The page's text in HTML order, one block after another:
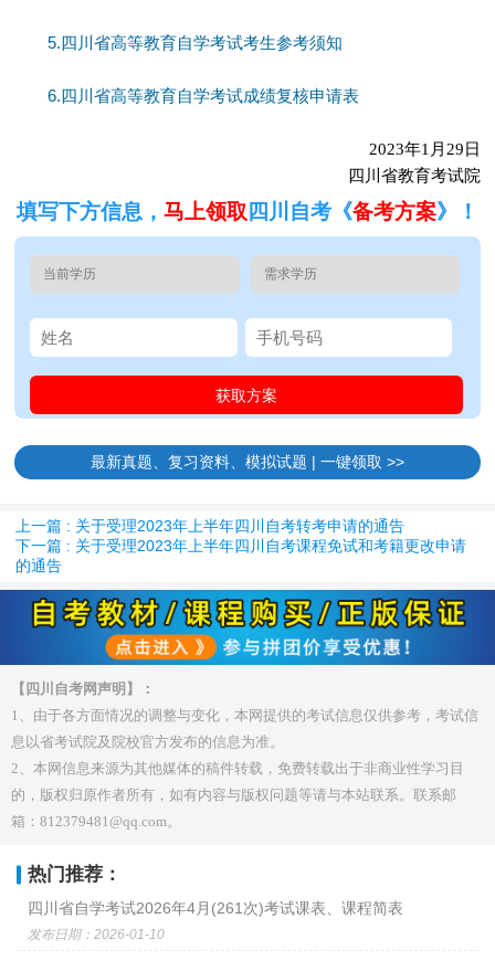
5.四川省高等教育自学考试考生参考须知
6.四川省高等教育自学考试成绩复核申请表
2023年1月29日
四川省教育考试院
填写下方信息， 马上领取 四川自考《备考方案》！
最新真题、复习资料、模拟试题 | 一键领取 >>
上一篇 : 关于受理2023年上半年四川自考转考申请的通告
下一篇 : 关于受理2023年上半年四川自考课程免试和考籍更改申请
的通告
【四川自考网声明】：
1、由于各方面情况的调整与变化，本网提供的考试信息仅供参考，考试信
息以省考试院及院校官方发布的信息为准。
2、本网信息来源为其他媒体的稿件转载，免费转载出于非商业性学习目
的，版权归原作者所有，如有内容与版权问题等请与本站联系。联系邮
箱：812379481@qq.com。
热门推荐：
四川省自学考试2026年4月(261次)考试课表、课程简表
发布日期：2026-01-10